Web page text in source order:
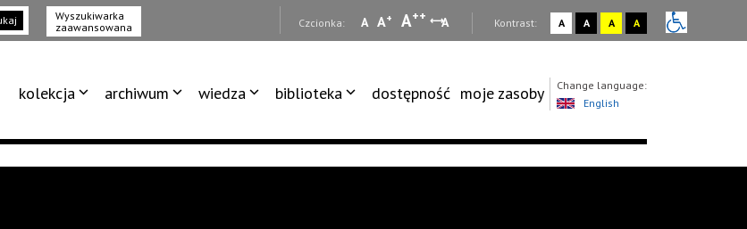
Wyszukiwarka
zaawansowana
Czcionka: A A+ A++ A Kontrast: A A A A
kolekcja archiwum wiedza biblioteka dostępność moje zasoby
Change language:
English